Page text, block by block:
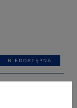
NIEDOSTĘPNA